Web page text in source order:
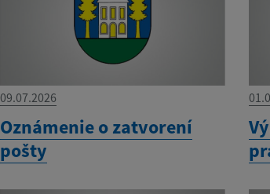
09.07.2026
Oznámenie o zatvorení
pošty